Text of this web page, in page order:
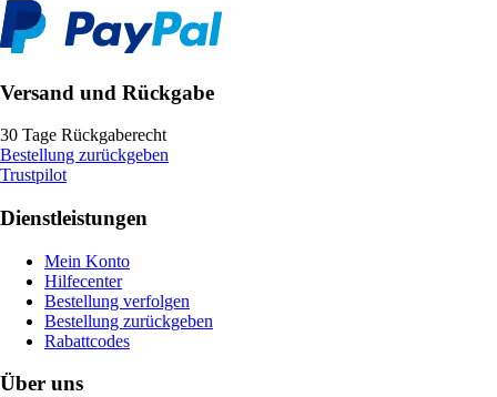
Versand und Rückgabe
30 Tage Rückgaberecht
Bestellung zurückgeben
Trustpilot
Dienstleistungen
Mein Konto
Hilfecenter
Bestellung verfolgen
Bestellung zurückgeben
Rabattcodes
Über uns